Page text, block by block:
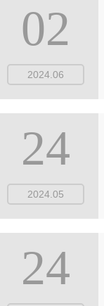
2024.06
02
2024.05
24
24